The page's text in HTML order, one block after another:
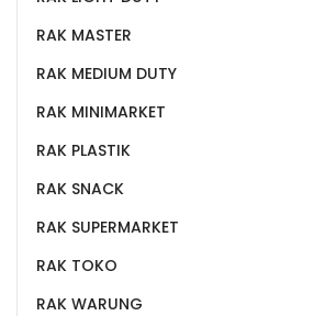
RAK MASTER
RAK MEDIUM DUTY
RAK MINIMARKET
RAK PLASTIK
RAK SNACK
RAK SUPERMARKET
RAK TOKO
RAK WARUNG